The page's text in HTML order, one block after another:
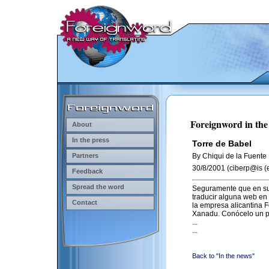
About
In the press
Partners
Feedback
Spread the word
Contact
Foreignword in
Torre de Babel
By Chiqui de la Fuente
30/8/2001 (ciberp@is
Seguramente que en
traducir alguna web
la empresa alicantina
Xanadu. Conócelo un
...
...
Back to "In the news"